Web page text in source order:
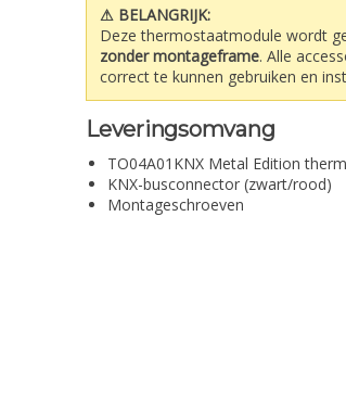
⚠ BELANGRIJK:
Deze thermostaatmodule wordt
zonder montageframe. Alle
correct te kunnen gebruiken en
Leveringsomvang
TO04A01KNX Metal Edition
KNX-busconnector (zwart/rood)
Montageschroeven